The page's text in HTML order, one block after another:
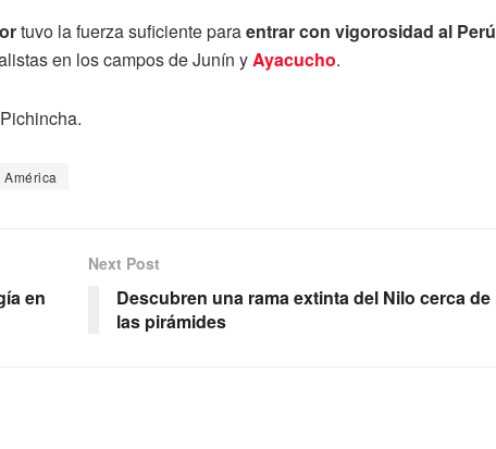
tuvo la fuerza suficiente paraentrar con vigorosidad al Perú
en los campos de Junín yAyacucho.
en
Next Post
Descubren una rama extinta del Nilo cerca de
las pirámides